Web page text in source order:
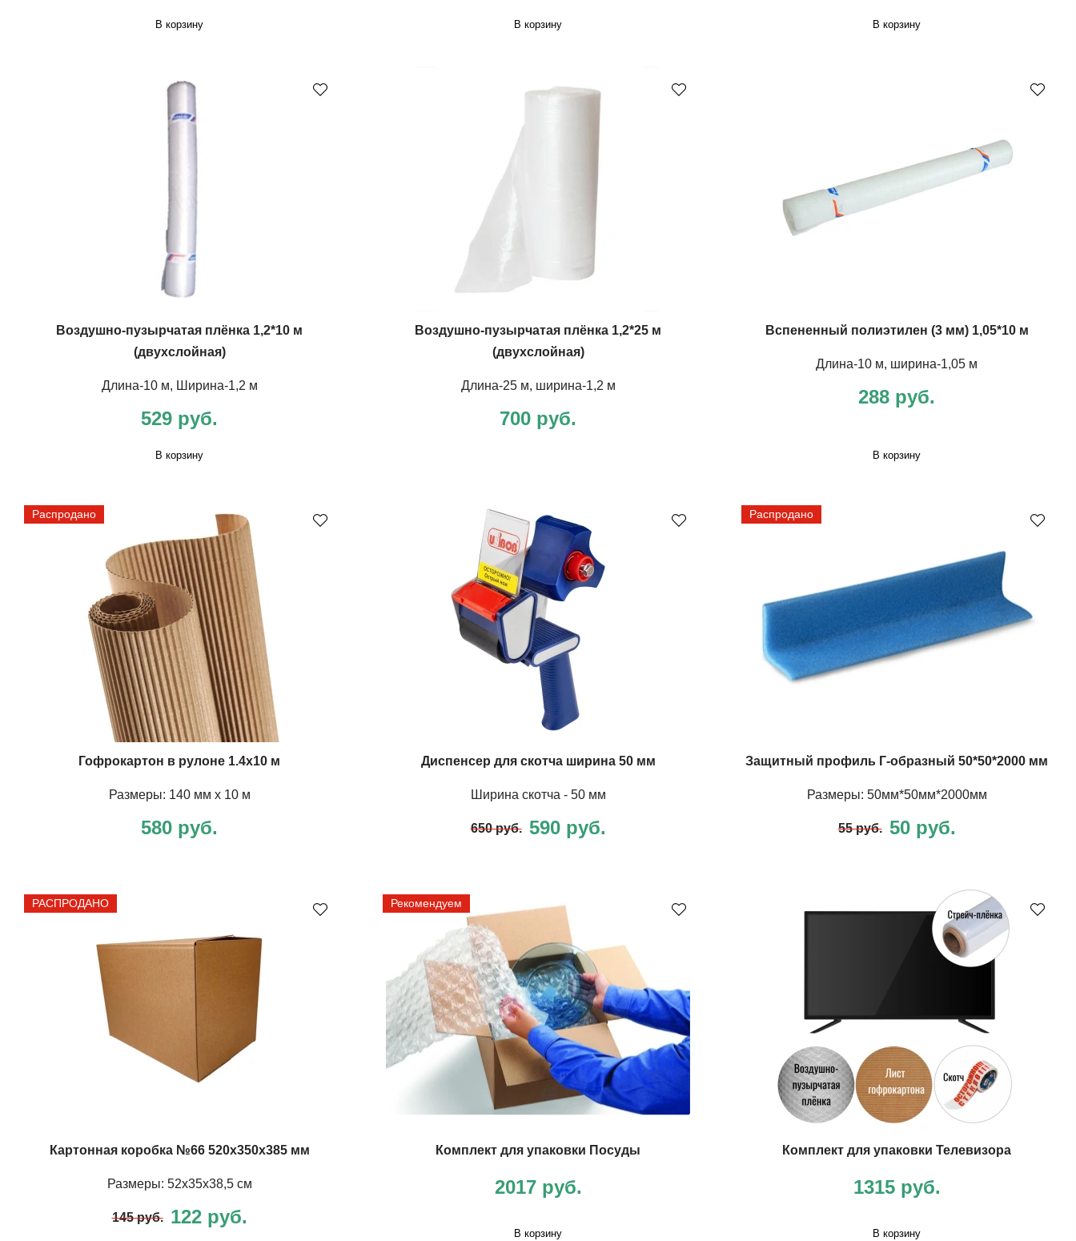
В корзину В корзину В корзину
Воздушно-пузырчатая плёнка 1,2*10 м
(двухслойная)
Длина-10 м, Ширина-1,2 м
529 руб.
В корзину
Воздушно-пузырчатая плёнка 1,2*25 м
(двухслойная)
Длина-25 м, ширина-1,2 м
700 руб.
Вспененный полиэтилен (3 мм) 1,05*10 м
Длина-10 м, ширина-1,05 м
288 руб.
В корзину
Распродано
Гофрокартон в рулоне 1.4х10 м
Размеры: 140 мм х 10 м
580 руб.
Диспенсер для скотча ширина 50 мм
Ширина скотча - 50 мм
650 руб. 590 руб.
Распродано
Защитный профиль Г-образный 50*50*2000 мм
Размеры: 50мм*50мм*2000мм
55 руб. 50 руб.
РАСПРОДАНО
Картонная коробка №66 520х350х385 мм
Размеры: 52х35х38,5 см
145 руб. 122 руб.
Рекомендуем
Комплект для упаковки Посуды
2017 руб.
В корзину
Комплект для упаковки Телевизора
1315 руб.
В корзину